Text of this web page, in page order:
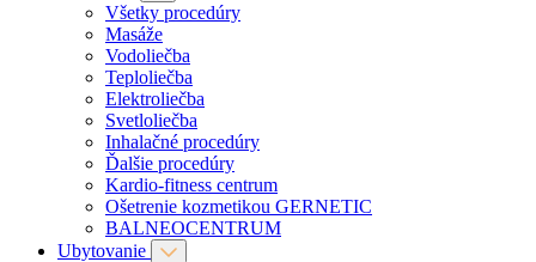
Všetky procedúry
Masáže
Vodoliečba
Teploliečba
Elektroliečba
Svetloliečba
Inhalačné procedúry
Ďalšie procedúry
Kardio-fitness centrum
Ošetrenie kozmetikou GERNETIC
BALNEOCENTRUM
Ubytovanie